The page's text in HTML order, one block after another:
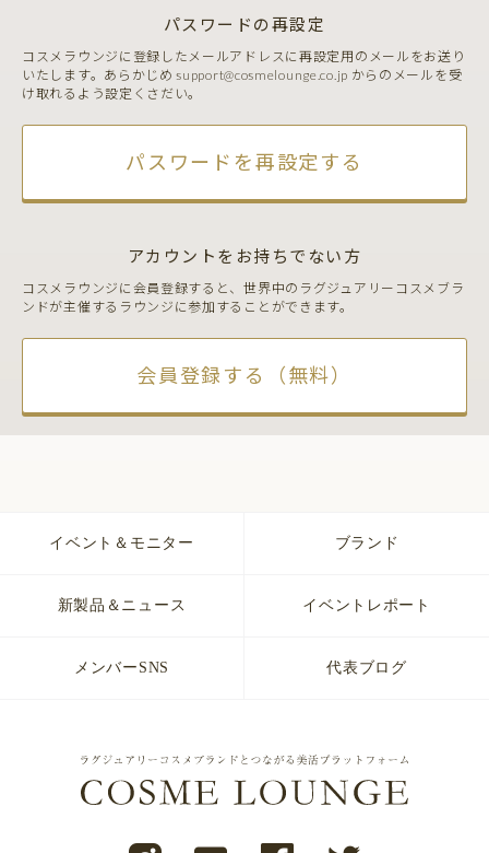
パスワードの再設定
コスメラウンジに登録したメールアドレスに再設定用のメールをお送り
いたします。あらかじめ support@cosmelounge.co.jp からのメールを受
け取れるよう設定くさだい。
パスワードを再設定する
アカウントをお持ちでない方
コスメラウンジに会員登録すると、世界中のラグジュアリーコスメブラ
ンドが主催するラウンジに参加することができます。
会員登録する（無料）
イベント＆モニター ブランド
新製品＆ニュース イベントレポート
メンバーSNS 代表ブログ